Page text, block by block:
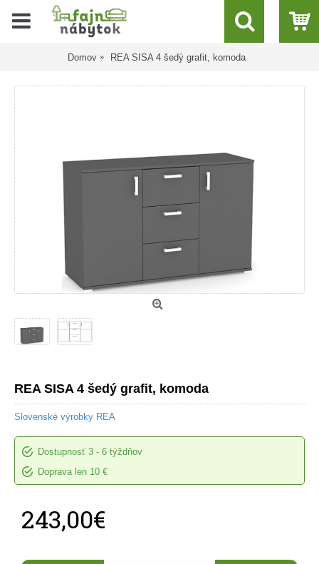
Domov REA SISA 4 šedý grafit, komoda
REA SISA 4 šedý grafit, komoda
Slovenské výrobky REA
Dostupnosť 3 - 6 týždňov
Doprava len 10 €
243,00€